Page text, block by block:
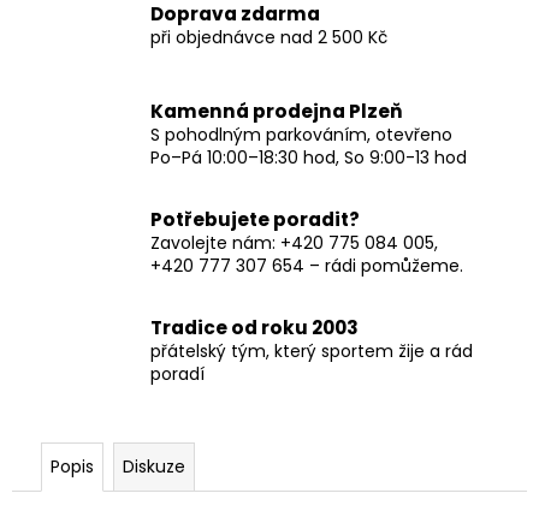
Doprava zdarma
při objednávce nad 2 500 Kč
Kamenná prodejna Plzeň
S pohodlným parkováním, otevřeno
Po–Pá 10:00–18:30 hod, So 9:00-13 hod
Potřebujete poradit?
Zavolejte nám: +420 775 084 005,
+420 777 307 654 – rádi pomůžeme.
Tradice od roku 2003
přátelský tým, který sportem žije a rád
poradí
Popis Diskuze